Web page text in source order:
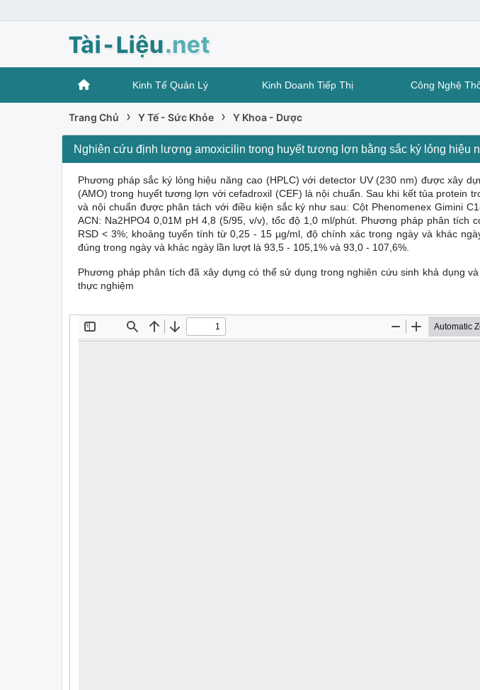
Kinh Tế Quản Lý Kinh Doanh Tiếp Thị Công Nghệ
Trang Chủ › Y Tế - Sức Khỏe › Y Khoa - Dược
Nghiên cứu định lượng amoxicilin trong huyết tương lợn bằng sắc ký lỏng hiệu
Phương pháp sắc ký lỏng hiệu năng cao (HPLC) với detector UV (230 nm) được xây
(AMO) trong huyết tương lợn với cefadroxil (CEF) là nội chuẩn. Sau khi kết tủa protein
và nội chuẩn được phân tách với điều kiện sắc ký như sau: Cột Phenomenex Gimini
ACN: Na2HPO4 0,01M pH 4,8 (5/95, v/v), tốc độ 1,0 ml/phút. Phương pháp phân tích
RSD < 3%; khoảng tuyến tính từ 0,25 - 15 µg/ml, độ chính xác trong ngày và khác
đúng trong ngày và khác ngày lần lượt là 93,5 - 105,1% và 93,0 - 107,6%.
Phương pháp phân tích đã xây dựng có thể sử dụng trong nghiên cứu sinh khả dụng
thực nghiệm